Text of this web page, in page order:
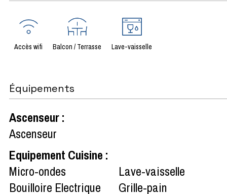
Accès wifi Balcon / Terrasse Lave-vaisselle
Équipements
Ascenseur:
Ascenseur
Equipement Cuisine :
Micro-ondes
Lave-vaisselle
Bouilloire Electrique
Grille-pain